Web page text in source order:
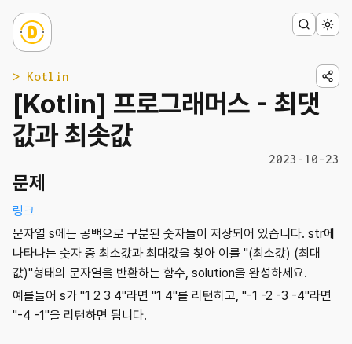
> Kotlin
[Kotlin] 프로그래머스 - 최댓
값과 최솟값
2023-10-23
문제
링크
문자열 s에는 공백으로 구분된 숫자들이 저장되어 있습니다. str에
나타나는 숫자 중 최소값과 최대값을 찾아 이를 "(최소값) (최대
값)"형태의 문자열을 반환하는 함수, solution을 완성하세요.
예를들어 s가 "1 2 3 4"라면 "1 4"를 리턴하고, "-1 -2 -3 -4"라면
"-4 -1"을 리턴하면 됩니다.